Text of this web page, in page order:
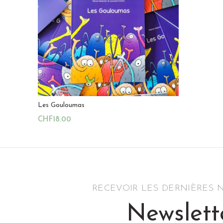
Les Gouloumas
CHF18.00
RECEVOIR LES DERNIÈRES